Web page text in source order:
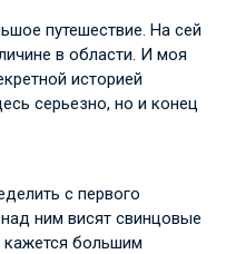
путешествие. На сей
в области. И моя
историей
серьезно, но и конец
с первого
ним висят свинцовые
кажется большим